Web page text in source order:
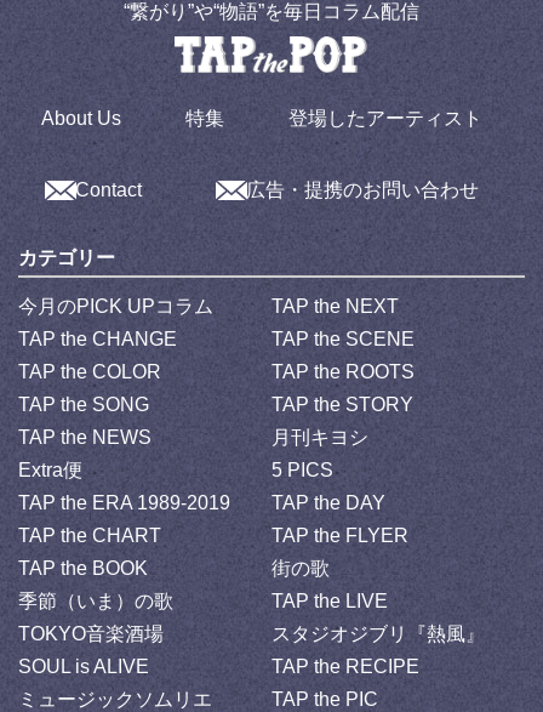
“繋がり”や“物語”を毎日コラム配信
About Us 特集 登場したアーティスト
Contact 広告・提携のお問い合わせ
カテゴリー
今月のPICK UPコラム
TAP the NEXT
TAP the CHANGE
TAP the SCENE
TAP the COLOR
TAP the ROOTS
TAP the SONG
TAP the STORY
TAP the NEWS
月刊キヨシ
Extra便
5 PICS
TAP the ERA 1989-2019
TAP the DAY
TAP the CHART
TAP the FLYER
TAP the BOOK
街の歌
季節（いま）の歌
TAP the LIVE
TOKYO音楽酒場
スタジオジブリ『熱風』
SOUL is ALIVE
TAP the RECIPE
ミュージックソムリエ
TAP the PIC